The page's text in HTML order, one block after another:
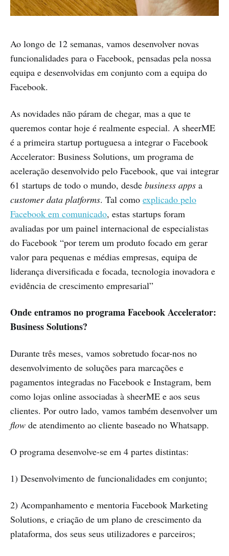
Ao longo de 12 semanas, vamos desenvolver novas
funcionalidades para o Facebook, pensadas pela nossa
equipa e desenvolvidas em conjunto com a equipa do
Facebook.
As novidades não páram de chegar, mas a que te
queremos contar hoje é realmente especial. A sheerME
é a primeira startup portuguesa a integrar o Facebook
Accelerator: Business Solutions, um programa de
aceleração desenvolvido pelo Facebook, que vai integrar
61 startups de todo o mundo, desde business apps a
customer data platforms. Tal como explicado pelo
Facebook em comunicado, estas startups foram
avaliadas por um painel internacional de especialistas
do Facebook “por terem um produto focado em gerar
valor para pequenas e médias empresas, equipa de
liderança diversificada e focada, tecnologia inovadora e
evidência de crescimento empresarial”
Onde entramos no programa Facebook Accelerator:
Business Solutions?
Durante três meses, vamos sobretudo focar-nos no
desenvolvimento de soluções para marcações e
pagamentos integradas no Facebook e Instagram, bem
como lojas online associadas à sheerME e aos seus
clientes. Por outro lado, vamos também desenvolver um
flow de atendimento ao cliente baseado no Whatsapp.
O programa desenvolve-se em 4 partes distintas:
1) Desenvolvimento de funcionalidades em conjunto;
2) Acompanhamento e mentoria Facebook Marketing
Solutions, e criação de um plano de crescimento da
plataforma, dos seus seus utilizadores e parceiros;